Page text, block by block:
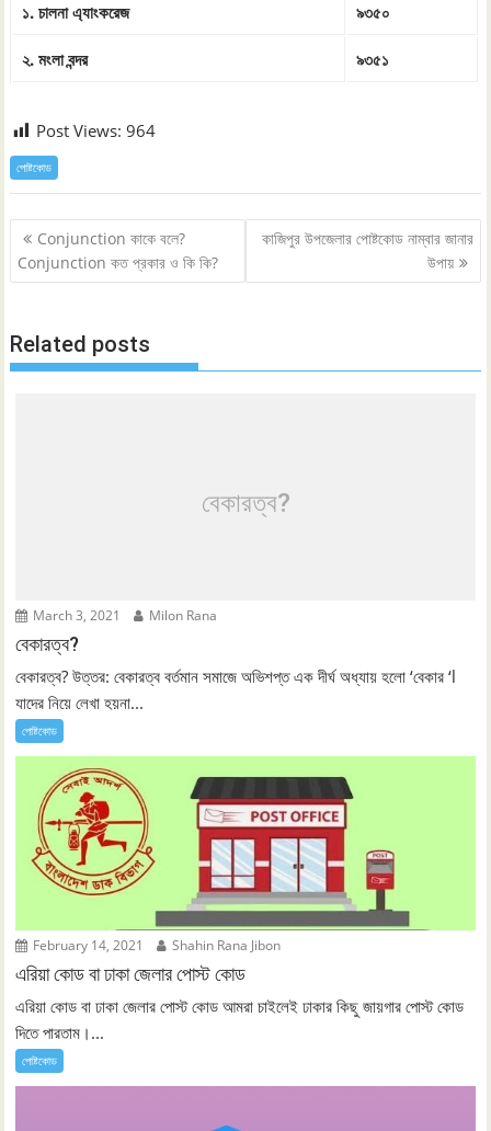
১. চালনা এ্যাংকরেজ ৯৩৫০
২. মংলা বন্দর ৯৩৫১
Post Views: 964
পোষ্টকোড
Post
navigation
Conjunction কাকে বলে?
Conjunction কত প্রকার ও কি কি?
কাজিপুর উপজেলার পোষ্টকোড নাম্বার জানার
উপায়
Related posts
বেকারত্ব?
March 3, 2021 Milon Rana
বেকারত্ব?
বেকারত্ব? উত্তর: বেকারত্ব বর্তমান সমাজে অভিশপ্ত এক দীর্ঘ অধ্যায় হলো ‘বেকার ‘l
যাদের নিয়ে লেখা হয়না...
পোষ্টকোড
February 14, 2021 Shahin Rana Jibon
এরিয়া কোড বা ঢাকা জেলার পোস্ট কোড
এরিয়া কোড বা ঢাকা জেলার পোস্ট কোড আমরা চাইলেই ঢাকার কিছু জায়গার পোস্ট কোড
দিতে পারতাম।...
পোষ্টকোড